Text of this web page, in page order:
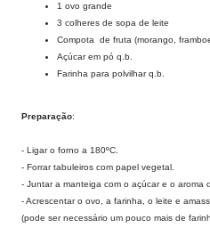
1 ovo grande
3 colheres de sopa de leite
Compota de fruta (morango,
Açúcar em pó q.b.
Farinha para polvilhar q.b.
Preparação:
- Ligar o forno a 180ºC.
- Forrar tabuleiros com papel vegetal.
- Juntar a manteiga com o açúcar e o aroma
- Acrescentar o ovo, a farinha, o leite e
(pode ser necessário um pouco mais de